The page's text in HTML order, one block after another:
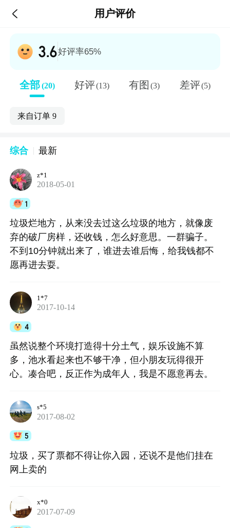
 用户评价
3.6好评率65%
全部(20) 好评(13) 有图 (3) 差评(5)
来自订单9
综合 最新
z*1
2018-05-01
1
垃圾烂地方，从来没去过这么垃圾的地方，就像废
弃的破厂房样，还收钱，怎么好意思。一群骗子。
不到10分钟就出来了，谁进去谁后悔，给我钱都不
愿再进去耍。
1*7
2017-10-14
4
虽然说整个环境打造得十分土气，娱乐设施不算
多，池水看起来也不够干净，但小朋友玩得很开
心。凑合吧，反正作为成年人，我是不愿意再去。
s*5
2017-08-02
5
垃圾，买了票都不得让你入园，还说不是他们挂在
网上卖的
x*0
2017-07-09